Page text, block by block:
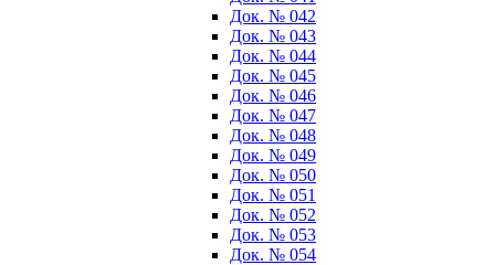
Док. № 042
Док. № 043
Док. № 044
Док. № 045
Док. № 046
Док. № 047
Док. № 048
Док. № 049
Док. № 050
Док. № 051
Док. № 052
Док. № 053
Док. № 054